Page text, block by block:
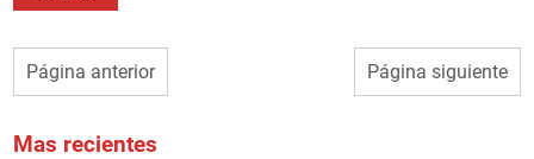
Página anterior Página siguiente
Mas recientes